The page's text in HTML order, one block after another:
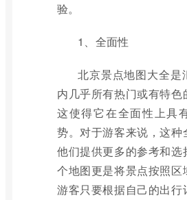
验。
1、全面性
北京景点地图大全是
内几乎所有热门或有特色
这使得它在全面性上具
势。对于游客来说，这种
他们提供更多的参考和选
个地图更是将景点按照区
游客只要根据自己的出行